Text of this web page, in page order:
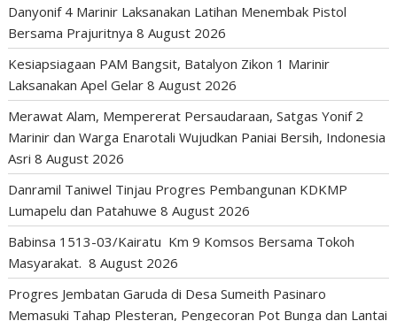
Danyonif 4 Marinir Laksanakan Latihan Menembak Pistol
Bersama Prajuritnya 8 August 2026
Kesiapsiagaan PAM Bangsit, Batalyon Zikon 1 Marinir
Laksanakan Apel Gelar 8 August 2026
Merawat Alam, Mempererat Persaudaraan, Satgas Yonif 2
Marinir dan Warga Enarotali Wujudkan Paniai Bersih, Indonesia
Asri 8 August 2026
Danramil Taniwel Tinjau Progres Pembangunan KDKMP
Lumapelu dan Patahuwe 8 August 2026
Babinsa 1513-03/Kairatu Km 9 Komsos Bersama Tokoh
Masyarakat. 8 August 2026
Progres Jembatan Garuda di Desa Sumeith Pasinaro
Memasuki Tahap Plesteran, Pengecoran Pot Bunga dan Lantai